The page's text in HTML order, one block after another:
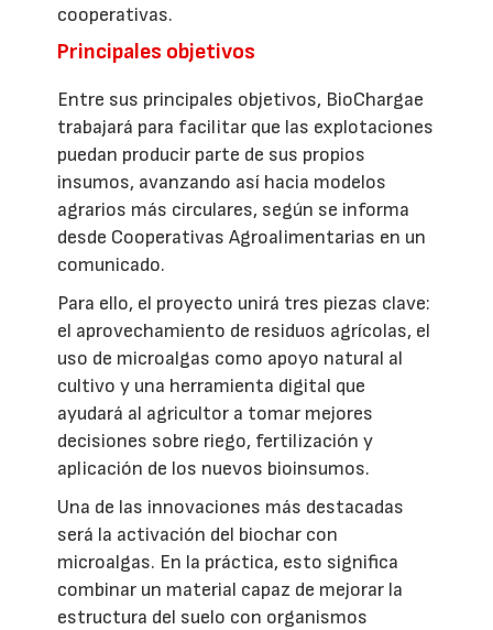
cooperativas.
Principales objetivos
Entre sus principales objetivos, BioChargae
trabajará para facilitar que las explotaciones
puedan producir parte de sus propios
insumos, avanzando así hacia modelos
agrarios más circulares, según se informa
desde Cooperativas Agroalimentarias en un
comunicado.
Para ello, el proyecto unirá tres piezas clave:
el aprovechamiento de residuos agrícolas, el
uso de microalgas como apoyo natural al
cultivo y una herramienta digital que
ayudará al agricultor a tomar mejores
decisiones sobre riego, fertilización y
aplicación de los nuevos bioinsumos.
Una de las innovaciones más destacadas
será la activación del biochar con
microalgas. En la práctica, esto significa
combinar un material capaz de mejorar la
estructura del suelo con organismos